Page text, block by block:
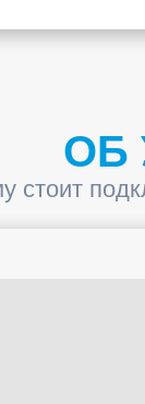
ОБ
стоит